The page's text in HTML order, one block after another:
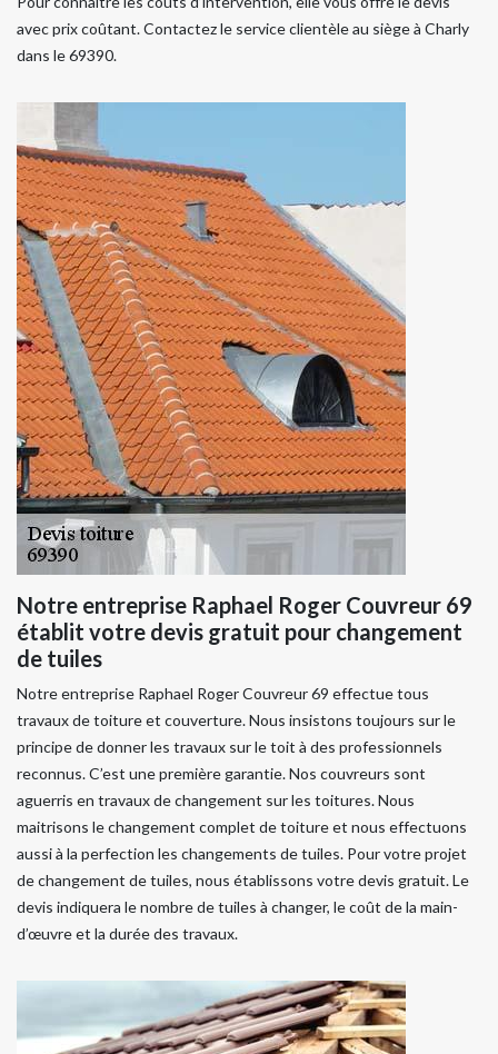
avec prix coûtant. Contactez le service clientèle au siège à Charly
dans le 69390.
Notre entreprise Raphael Roger Couvreur 69
établit votre devis gratuit pour changement
de tuiles
Notre entreprise Raphael Roger Couvreur 69 effectue tous
travaux de toiture et couverture. Nous insistons toujours sur le
principe de donner les travaux sur le toit à des professionnels
reconnus. C’est une première garantie. Nos couvreurs sont
aguerris en travaux de changement sur les toitures. Nous
maitrisons le changement complet de toiture et nous effectuons
aussi à la perfection les changements de tuiles. Pour votre projet
de changement de tuiles, nous établissons votre devis gratuit. Le
devis indiquera le nombre de tuiles à changer, le coût de la main-
d’œuvre et la durée des travaux.